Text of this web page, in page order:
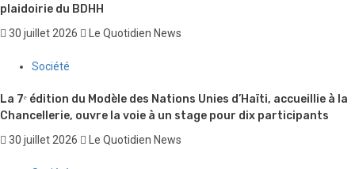
plaidoirie du BDHH
30 juillet 2026 Le Quotidien News
Société
La 7ᵉ édition du Modèle des Nations Unies d’Haïti, accueillie à la
Chancellerie, ouvre la voie à un stage pour dix participants
30 juillet 2026 Le Quotidien News